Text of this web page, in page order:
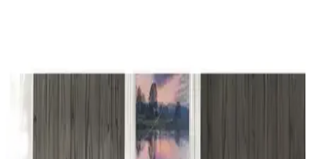
Nevresim Takımları Karşılaştırması
Yataş Bedding Amora ve Nimbus çift kişilik nevresim takımlarını
detaylı karşılaştırıyoruz. Malzeme, tasarım, kullanıcı yorumları ve
özellikler açısından farkları inceleyerek en uygun seçimi yapmanıza